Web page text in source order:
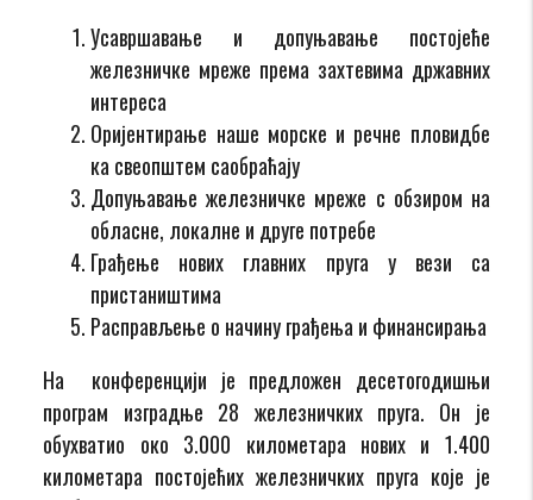
Усавршавање и допуњавање постојеће
железничке мреже према захтевима државних
интереса
Оријентирање наше морске и речне пловидбе
ка свеопштем саобраћају
Допуњавање железничке мреже с обзиром на
обласне, локалне и друге потребе
Грађење нових главних пруга у вези са
пристаништима
Расправљење о начину грађења и финансирања
На конференцији је предложен десетогодишњи
програм изградње 28 железничких пруга. Он је
обухватио око 3.000 километара нових и 1.400
километара постојећих железничких пруга које је